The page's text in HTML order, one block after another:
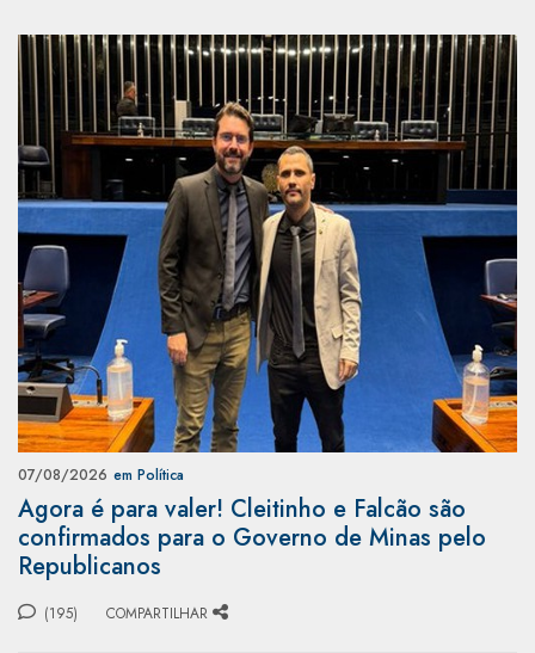
07/08/2026 em Política
Agora é para valer! Cleitinho e Falcão são
confirmados para o Governo de Minas pelo
Republicanos
(195) COMPARTILHAR